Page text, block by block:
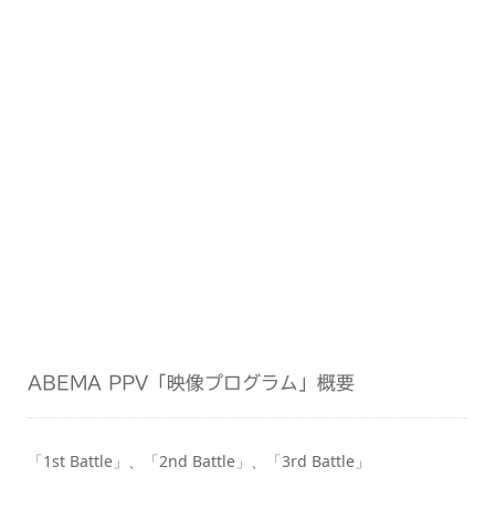
ABEMA PPV「映像プログラム」概要
「1st Battle」、「2nd Battle」、「3rd Battle」